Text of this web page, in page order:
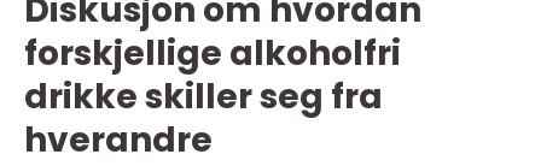
Diskusjon om hvordan
forskjellige alkoholfri
drikke skiller seg fra
hverandre